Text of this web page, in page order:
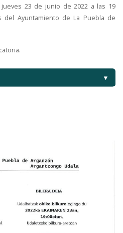
23 de junio de 2022 a las 19
Ayuntamiento de La Puebla de
▼